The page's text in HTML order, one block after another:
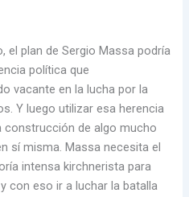
el plan de Sergio Massa podría
política que
vacante en la lucha por la
Y luego utilizar esa herencia
construcción de algo mucho
sí misma. Massa necesita el
intensa kirchnerista para
con eso ir a luchar la batalla